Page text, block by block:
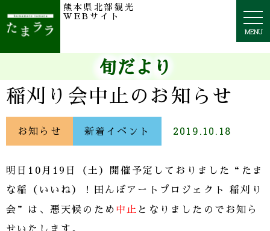
MENU
熊本県北部観光
WEBサイト
旬だより
稲刈り会中止のお知らせ
お知らせ 新着イベント 2019.10.18
明日10月19日（土）開催予定しておりました“たま
な稲（いいね）！田んぼアートプロジェクト 稲刈り
会”は、悪天候のため 中止 となりましたのでお知ら